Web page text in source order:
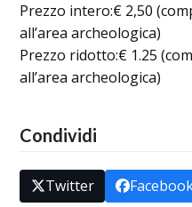
Prezzo intero:€ 2,50
all’area archeologica)
Prezzo ridotto:€ 1.25
all’area archeologica)
Condividi
Twitter